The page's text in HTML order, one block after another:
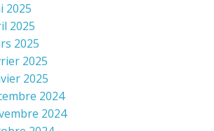
2025
2025
2025
2025
2025
2024
2024